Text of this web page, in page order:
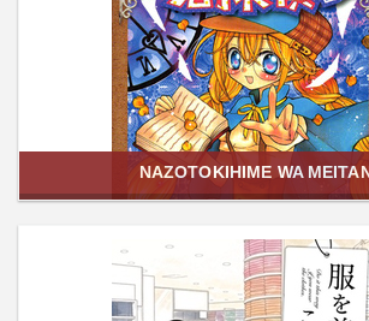
NAZOTOKIHIME WA